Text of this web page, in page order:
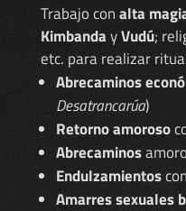
Trabajo conalta
KimbandayVudú;
etc. para realizar
Abrecaminos
Desatrancarúa)
Retorno amoroso
Abrecaminos
Endulzamientoscon
Amarres sexuales